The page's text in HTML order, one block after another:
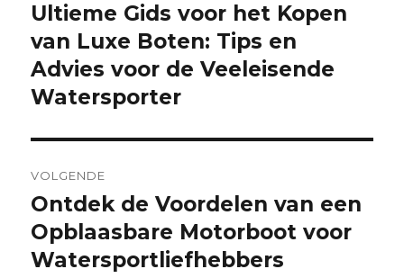
Vorige
bericht:
Ultieme Gids voor het Kopen
van Luxe Boten: Tips en
Advies voor de Veeleisende
Watersporter
VOLGENDE
Volgende
bericht:
Ontdek de Voordelen van een
Opblaasbare Motorboot voor
Watersportliefhebbers